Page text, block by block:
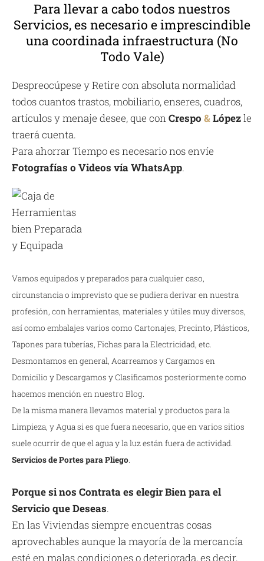
Para llevar a cabo todos nuestros
Servicios, es necesario e imprescindible
una coordinada infraestructura (No
Todo Vale)
Despreocúpese y Retire con absoluta normalidad
todos cuantos trastos, mobiliario, enseres, cuadros,
artículos y menaje desee, que conCrespo &Lópezle
traerá cuenta.
Para ahorrar Tiempo es necesario nos envíe
Fotografías o Videos vía WhatsApp.
Vamos equipados y preparados para cualquier caso,
circunstancia o imprevisto que se pudiera derivar en nuestra
profesión, con herramientas, materiales y útiles muy diversos,
así como embalajes varios como Cartonajes, Precinto, Plásticos,
Tapones para tuberías, Fichas para la Electricidad, etc.
Desmontamos en general, Acarreamos y Cargamos en
Domicilio y Descargamos y Clasificamos posteriormente como
hacemos mención en nuestro Blog.
De la misma manera llevamos material y productos para la
Limpieza, y Agua si es que fuera necesario, que en varios sitios
suele ocurrir de que el agua y la luz están fuera de actividad.
Servicios de Portes para Pliego.
Porque si nos Contrata es elegir Bien para el
Servicio que Deseas.
En las Viviendas siempre encuentras cosas
aprovechables aunque la mayoría de la mercancía
esté en malas condiciones o deteriorada, es decir,